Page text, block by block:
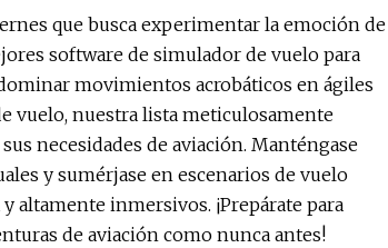
que busca experimentar la emoción de
software de simulador de vuelo para
movimientos acrobáticos en ágiles
vuelo, nuestra lista meticulosamente
necesidades de aviación. Manténgase
y sumérjase en escenarios de vuelo
altamente inmersivos. ¡Prepárate para
de aviación como nunca antes!